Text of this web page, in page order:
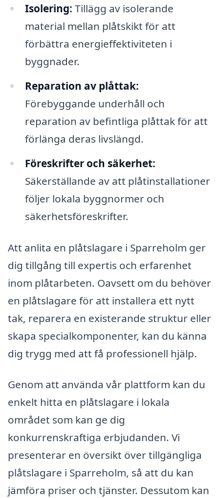
Isolering: Tillägg av isolerande
material mellan plåtskikt för att
förbättra energieffektiviteten i
byggnader.
Reparation av plåttak:
Förebyggande underhåll och
reparation av befintliga plåttak för att
förlänga deras livslängd.
Föreskrifter och säkerhet:
Säkerställande av att plåtinstallationer
följer lokala byggnormer och
säkerhetsföreskrifter.
Att anlita en plåtslagare i Sparreholm ger
dig tillgång till expertis och erfarenhet
inom plåtarbeten. Oavsett om du behöver
en plåtslagare för att installera ett nytt
tak, reparera en existerande struktur eller
skapa specialkomponenter, kan du känna
dig trygg med att få professionell hjälp.
Genom att använda vår plattform kan du
enkelt hitta en plåtslagare i lokala
området som kan ge dig
konkurrenskraftiga erbjudanden. Vi
presenterar en översikt över tillgängliga
plåtslagare i Sparreholm, så att du kan
jämföra priser och tjänster. Dessutom kan